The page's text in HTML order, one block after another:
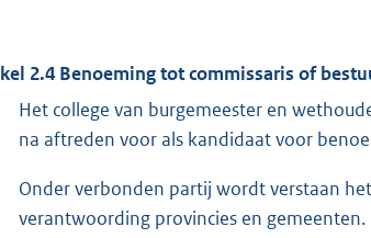
2.4 Benoeming tot commissaris of
Het college van burgemeester en
na aftreden voor als kandidaat voor
Onder verbonden partij wordt verstaan
verantwoording provincies en gemeenten.